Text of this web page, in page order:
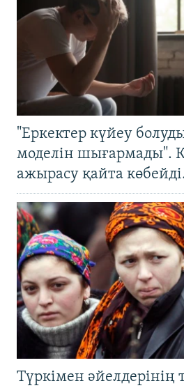
"Еркектер күйеу
моделін шығармады".
ажырасу қайта
Түркімен әйелдерінің